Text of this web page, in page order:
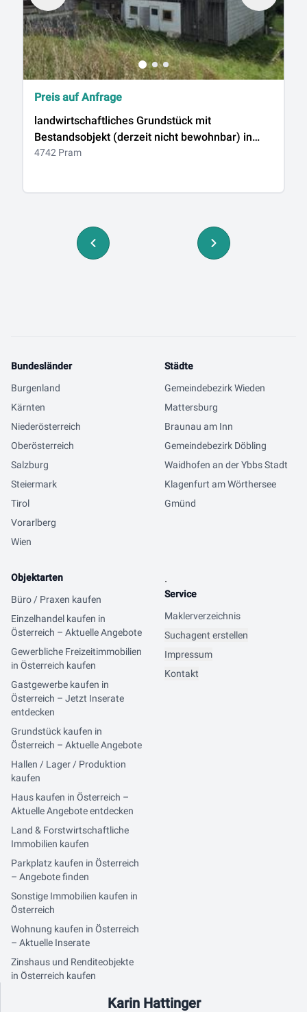
Preis auf Anfrage
landwirtschaftliches Grundstück mit
Bestandsobjekt (derzeit nicht bewohnbar) in
Pram
4742 Pram
Bundesländer
Burgenland
Kärnten
Niederösterreich
Oberösterreich
Salzburg
Steiermark
Tirol
Vorarlberg
Wien
Städte
Gemeindebezirk Wieden
Mattersburg
Braunau am Inn
Gemeindebezirk Döbling
Waidhofen an der Ybbs Stadt
Klagenfurt am Wörthersee
Gmünd
Objektarten
Büro / Praxen kaufen
Einzelhandel kaufen in
Österreich – Aktuelle Angebote
Gewerbliche Freizeitimmobilien
in Österreich kaufen
Gastgewerbe kaufen in
Österreich – Jetzt Inserate
entdecken
Grundstück kaufen in
Österreich – Aktuelle Angebote
Hallen / Lager / Produktion
kaufen
Haus kaufen in Österreich –
Aktuelle Angebote entdecken
Land & Forstwirtschaftliche
Immobilien kaufen
Parkplatz kaufen in Österreich
– Angebote finden
Sonstige Immobilien kaufen in
Österreich
Wohnung kaufen in Österreich
– Aktuelle Inserate
Zinshaus und Renditeobjekte
in Österreich kaufen
.
Service
Maklerverzeichnis
Suchagent erstellen
Impressum
Kontakt
Karin Hattinger